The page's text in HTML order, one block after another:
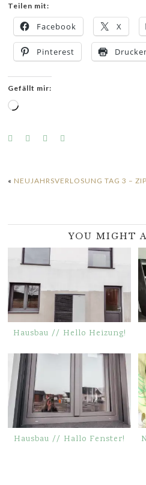
Teilen mit:
Facebook X
Pinterest
Gefällt mir:
Wird
« NEUJAHRSVERLOSUNG TAG 3 –
YOU MIGHT
Hausbau // Hello Heizung!
Hausbau // Hallo Fenster!